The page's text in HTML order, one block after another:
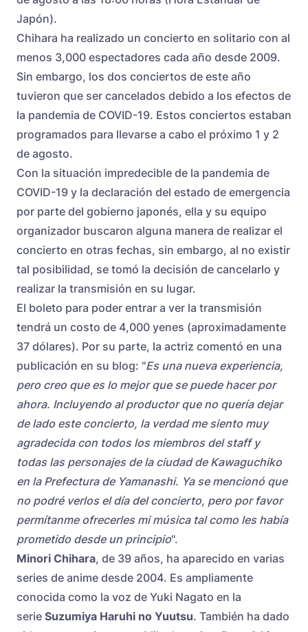
Japón).
Chihara ha realizado un concierto en solitario con al
menos 3,000 espectadores cada año desde 2009.
Sin embargo, los dos conciertos de este año
tuvieron que ser cancelados debido a los efectos de
la pandemia de COVID-19. Estos conciertos estaban
programados para llevarse a cabo el próximo 1 y 2
de agosto.
Con la situación impredecible de la pandemia de
COVID-19 y la declaración del estado de emergencia
por parte del gobierno japonés, ella y su equipo
organizador buscaron alguna manera de realizar el
concierto en otras fechas, sin embargo, al no existir
tal posibilidad, se tomó la decisión de cancelarlo y
realizar la transmisión en su lugar.
El boleto para poder entrar a ver la transmisión
tendrá un costo de 4,000 yenes (aproximadamente
37 dólares). Por su parte, la actriz comentó en una
publicación en su blog: "Es una nueva experiencia,
pero creo que es lo mejor que se puede hacer por
ahora. Incluyendo al productor que no quería dejar
de lado este concierto, la verdad me siento muy
agradecida con todos los miembros del staff y
todas las personajes de la ciudad de Kawaguchiko
en la Prefectura de Yamanashi. Ya se mencionó que
no podré verlos el día del concierto, pero por favor
permítanme ofrecerles mi música tal como les había
prometido desde un principio".
Minori Chihara, de 39 años, ha aparecido en varias
series de anime desde 2004. Es ampliamente
conocida como la voz de Yuki Nagato en la
serie Suzumiya Haruhi no Yuutsu. También ha dado